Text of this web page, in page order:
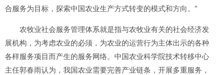
合服务为目标，探索中国农业生产方式转变的模式和方向。”
农牧业社会服务管理体系就是指与农牧业有关的社会经济发
展机构，为考虑农业的必须，为农业的运营行为主体出示的各种
各样服务项目而产生的服务网络。中国农业科学院技术转移中心
主任郭春雨认为，我国农业需要完善产业链条，开展多重服务，